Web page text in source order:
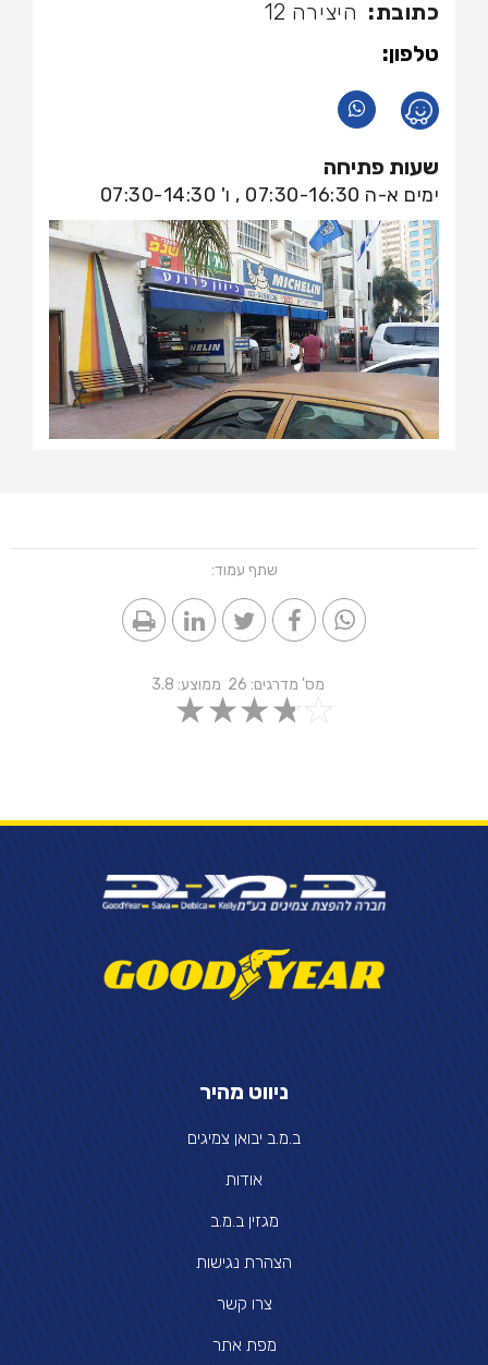
כתובת: היצירה 12
טלפון:
שעות פתיחה
ימים א-ה 07:30-16:30 , ו' 07:30-14:30
שתף עמוד:
מס' מדרגים: 26 ממוצע: 3.8
ניווט מהיר
ב.מ.ב יבואן צמיגים
אודות
מגזין ב.מ.ב
הצהרת נגישות
צרו קשר
מפת אתר